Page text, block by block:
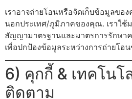
เราอาจถ่ายโอนหรือจัดเก็บข้อมูลขอ
นอกประเทศ/ภูมิภาคของคุณ. เราใช้
สัญญามาตรฐานและมาตรการรักษา
เพื่อปกป้องข้อมูลระหว่างการถ่ายโอ
6) คุกกี้ & เทคโนโ
ติดตาม